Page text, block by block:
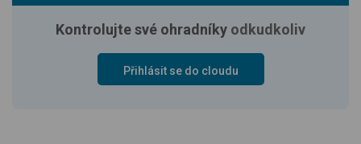
Kontrolujte své ohradníky odkudkoliv
Přihlásit se do cloudu